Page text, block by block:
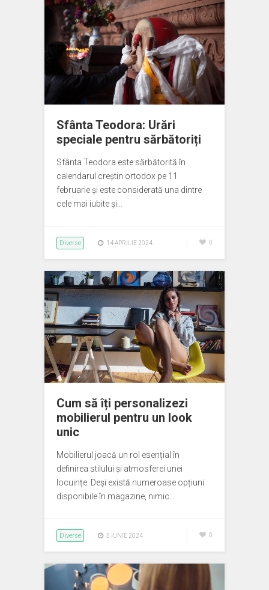
Sfânta Teodora: Urări
speciale pentru sărbătoriți
Sfânta Teodora este sărbătorită în
calendarul creștin ortodox pe 11
februarie și este considerată una dintre
cele mai iubite și…
Diverse 14 APRILIE 2024 0
Cum să îți personalizezi
mobilierul pentru un look
unic
Mobilierul joacă un rol esențial în
definirea stilului și atmosferei unei
locuințe. Deși există numeroase opțiuni
disponibile în magazine, nimic…
Diverse 5 IUNIE 2024 0